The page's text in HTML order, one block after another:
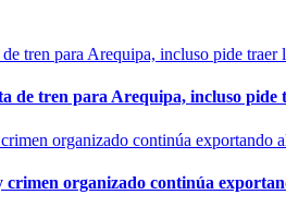
de tren para Arequipa, incluso pide
organizado continúa